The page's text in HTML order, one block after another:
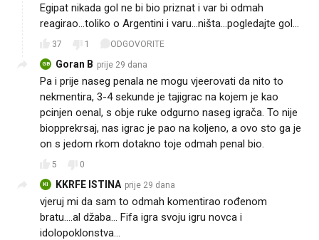
Egipat nikada gol ne bi bio priznat i var bi odmah
reagirao...toliko o Argentini i varu...ništa...pogledajte gol...
37 1 ODGOVORITE
GB Goran B prije 29 dana
Pa i prije naseg penala ne mogu vjeerovati da nito to
nekmentira, 3-4 sekunde je tajigrac na kojem je kao
pcinjen oenal, s obje ruke odgurno naseg igrača. To nije
biopprekrsaj, nas igrac je pao na koljeno, a ovo sto ga je
on s jedom rkom dotakno toje odmah penal bio.
5 0
KI KKRFE ISTINA prije 29 dana
vjeruj mi da sam to odmah komentirao rođenom
bratu....al džaba... Fifa igra svoju igru novca i
idolopoklonstva...